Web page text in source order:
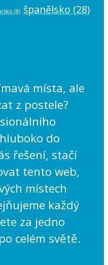
(8) španělsko (28)
místa, ale
z postele?
do
řešení, stačí
tento web,
místech
každý
za jedno
celém světě.